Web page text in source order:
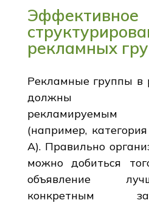
Эффективное
рекламных
Рекламные группы в
должны
(например,
A). Правильно
можно добиться
объявление
конкретным